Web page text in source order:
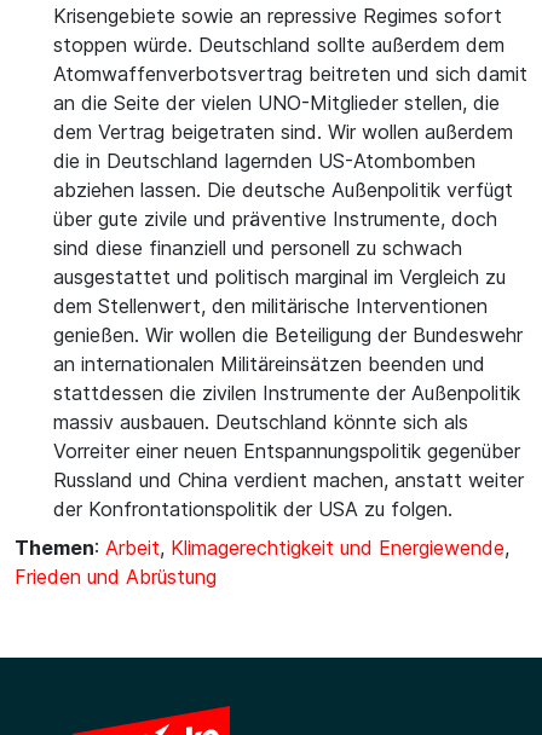
Krisengebiete sowie an repressive Regimes sofort
stoppen würde. Deutschland sollte außerdem dem
Atomwaffenverbotsvertrag beitreten und sich damit
an die Seite der vielen UNO-Mitglieder stellen, die
dem Vertrag beigetraten sind. Wir wollen außerdem
die in Deutschland lagernden US-Atombomben
abziehen lassen. Die deutsche Außenpolitik verfügt
über gute zivile und präventive Instrumente, doch
sind diese finanziell und personell zu schwach
ausgestattet und politisch marginal im Vergleich zu
dem Stellenwert, den militärische Interventionen
genießen. Wir wollen die Beteiligung der Bundeswehr
an internationalen Militäreinsätzen beenden und
stattdessen die zivilen Instrumente der Außenpolitik
massiv ausbauen. Deutschland könnte sich als
Vorreiter einer neuen Entspannungspolitik gegenüber
Russland und China verdient machen, anstatt weiter
der Konfrontationspolitik der USA zu folgen.
Themen: Arbeit, Klimagerechtigkeit und Energiewende,
Frieden und Abrüstung